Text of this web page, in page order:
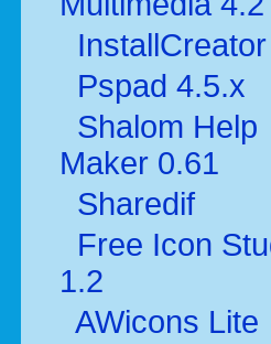
InstallCreator
Pspad 4.5.x
Shalom Help
Maker 0.61
Sharedif
Free Icon
1.2
AWicons Lite